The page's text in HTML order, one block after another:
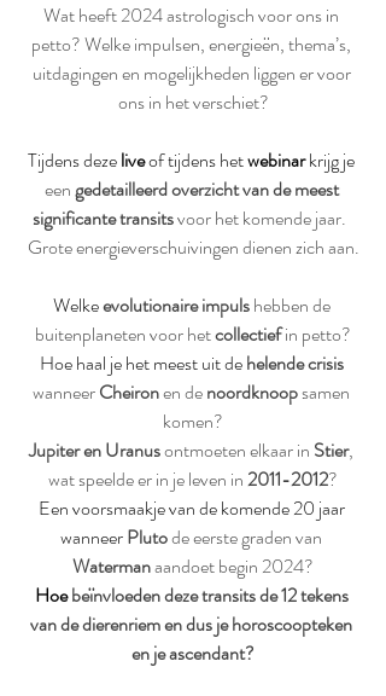
Wat heeft 2024 astrologisch voor ons in
petto? Welke impulsen, energieën, thema’s,
uitdagingen en mogelijkheden liggen er voor
ons in het verschiet?
Tijdens deze live of tijdens het webinar krijg je
een gedetailleerd overzicht van de meest
significante transits voor het komende jaar.
Grote energieverschuivingen dienen zich aan.
Welke evolutionaire impuls hebben de
buitenplaneten voor het collectief in petto?
Hoe haal je het meest uit de helende crisis
wanneer Cheiron en de noordknoop samen
komen?
Jupiter en Uranus ontmoeten elkaar in Stier,
wat speelde er in je leven in 2011-2012?
Een voorsmaakje van de komende 20 jaar
wanneer Pluto de eerste graden van
Waterman aandoet begin 2024?
Hoe beïnvloeden deze transits de 12 tekens
van de dierenriem en dus je horoscoopteken
en je ascendant?